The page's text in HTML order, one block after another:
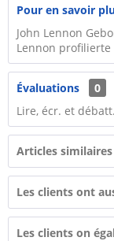
Pour en savoir
John Lennon
Lennon profilierte
Évaluations
0
Lire, écr. et
Articles similaires
Les clients ont
Les clients on